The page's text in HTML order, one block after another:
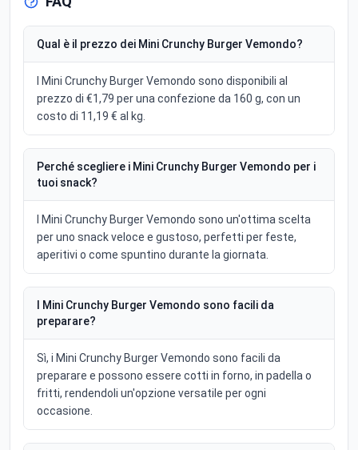
Qual è il prezzo dei Mini Crunchy Burger Vemondo?
I Mini Crunchy Burger Vemondo sono disponibili al
prezzo di €1,79 per una confezione da 160 g, con un
costo di 11,19 € al kg.
Perché scegliere i Mini Crunchy Burger Vemondo per i
tuoi snack?
I Mini Crunchy Burger Vemondo sono un'ottima scelta
per uno snack veloce e gustoso, perfetti per feste,
aperitivi o come spuntino durante la giornata.
I Mini Crunchy Burger Vemondo sono facili da
preparare?
Sì, i Mini Crunchy Burger Vemondo sono facili da
preparare e possono essere cotti in forno, in padella o
fritti, rendendoli un'opzione versatile per ogni
occasione.